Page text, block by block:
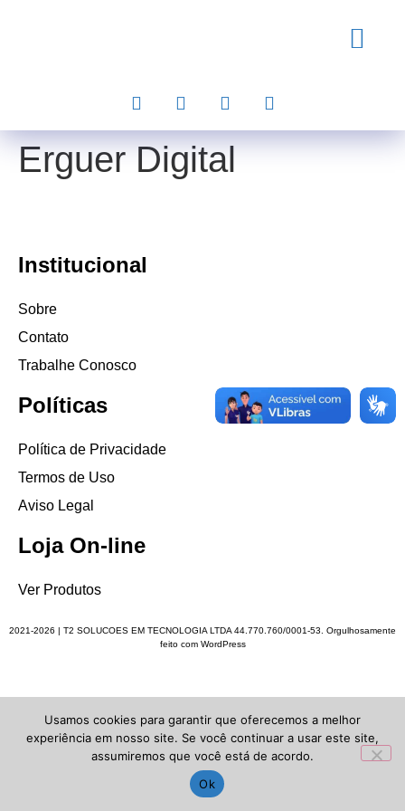
Erguer Digital
Institucional
Sobre
Contato
Trabalhe Conosco
Políticas
Política de Privacidade
Termos de Uso
Aviso Legal
Loja On-line
Ver Produtos
2021-2026 | T2 SOLUCOES EM TECNOLOGIA LTDA 44.770.760/0001-53. Orgulhosamente
feito com WordPress
...
Usamos cookies para garantir que oferecemos a melhor
experiência em nosso site. Se você continuar a usar este site,
assumiremos que você está de acordo.
Ok